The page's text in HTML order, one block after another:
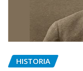
HISTORIA